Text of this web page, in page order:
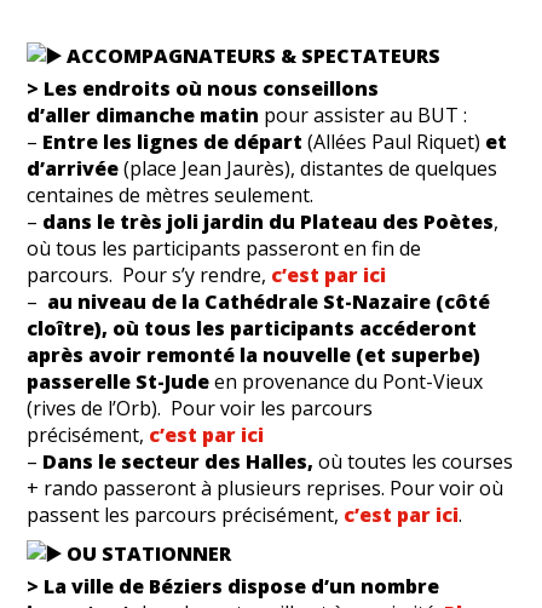
ACCOMPAGNATEURS & SPECTATEURS
> Les endroits où nous conseillons
d’aller dimanche matin pour assister au BUT :
– Entre les lignes de départ(Allées Paul Riquet) et
d’arrivée(place Jean Jaurès), distantes de quelques
centaines de mètres seulement.
– dans le très joli jardin du Plateau des Poètes,
où tous les participants passeront en fin de
parcours. Pour s’y rendre, c’est par ici
– au niveau de la Cathédrale St-Nazaire (côté
cloître), où tous les participants accéderont
après avoir remonté la nouvelle (et superbe)
passerelle St-Judeen provenance du Pont-Vieux
(rives de l’Orb). Pour voir les parcours
précisément, c’est par ici
– Dans le secteur des Halles, où toutes les courses
+ rando passeront à plusieurs reprises. Pour voir où
passent les parcours précisément, c’est par ici.
OU STATIONNER
> La ville de Béziers dispose d’un nombre